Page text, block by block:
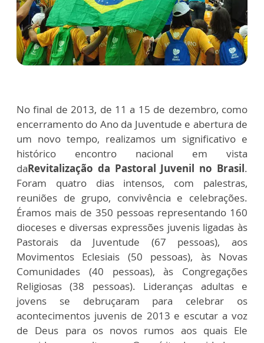
No final de 2013, de 11 a 15 de dezembro, como
encerramento do Ano da Juventude e abertura de
um novo tempo, realizamos um significativo e
histórico encontro nacional em vista
daRevitalização da Pastoral Juvenil no Brasil.
Foram quatro dias intensos, com palestras,
reuniões de grupo, convivência e celebrações.
Éramos mais de 350 pessoas representando 160
dioceses e diversas expressões juvenis ligadas às
Pastorais da Juventude (67 pessoas), aos
Movimentos Eclesiais (50 pessoas), às Novas
Comunidades (40 pessoas), às Congregações
Religiosas (38 pessoas). Lideranças adultas e
jovens se debruçaram para celebrar os
acontecimentos juvenis de 2013 e escutar a voz
de Deus para os novos rumos aos quais Ele